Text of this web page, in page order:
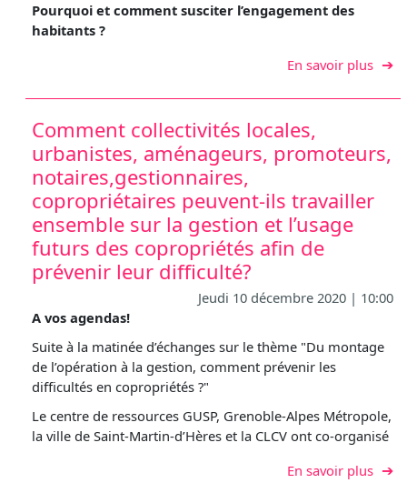
Pourquoi et comment susciter l’engagement des
habitants ?
En savoir plussur
Comment collectivités locales,
urbanistes, aménageurs, promoteurs,
notaires,gestionnaires,
copropriétaires peuvent-ils travailler
ensemble sur la gestion et l’usage
futurs des copropriétés afin de
prévenir leur difficulté?
Jeudi 10 décembre 2020 | 10:00
A vos agendas!
Suite à la matinée d’échanges sur le thème "Du montage
de l’opération à la gestion, comment prévenir les
difficultés en copropriétés ?"
Le centre de ressources GUSP, Grenoble-Alpes Métropole,
la ville de Saint-Martin-d’Hères et la CLCV ont co-organisé
En savoir plussur